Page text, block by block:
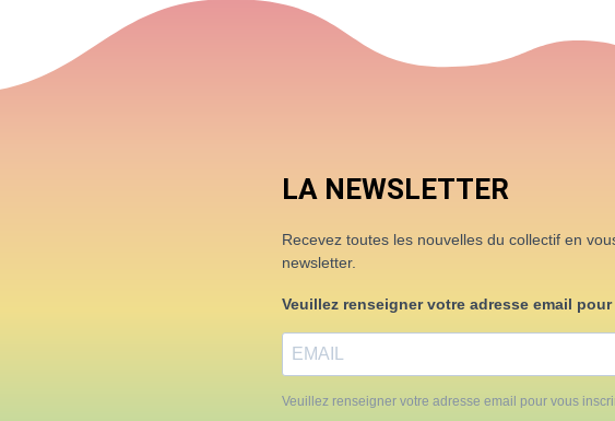
LA NEWSLETTER
Recevez toutes les nouvelles du collectif en
newsletter.
Veuillez renseigner votre adresse email
Veuillez renseigner votre adresse email pour vous